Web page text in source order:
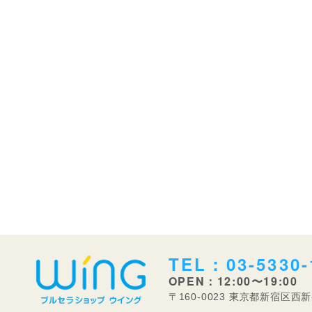
TEL：03-
OPEN：12:00〜19:00
〒160-0023 東京都新宿区西